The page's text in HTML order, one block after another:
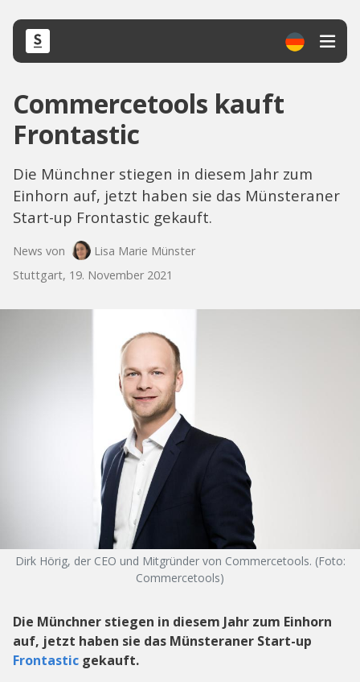
Commercetools kauft
Frontastic
Die Münchner stiegen in diesem Jahr zum
Einhorn auf, jetzt haben sie das Münsteraner
Start-up Frontastic gekauft.
News von
Lisa Marie Münster
Stuttgart, 19. November 2021
Dirk Hörig, der CEO und Mitgründer von Commercetools. (Foto:
Commercetools)
Die Münchner stiegen in diesem Jahr zum Einhorn
auf, jetzt haben sie das Münsteraner Start-up
Frontastic gekauft.